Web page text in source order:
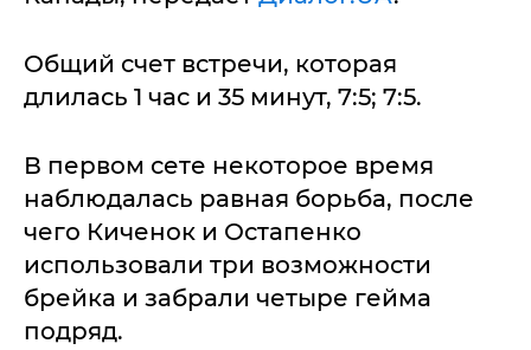
Общий счет встречи, которая
длилась 1 час и 35 минут, 7:5; 7:5.
В первом сете некоторое время
наблюдалась равная борьба, после
чего Киченок и Остапенко
использовали три возможности
брейка и забрали четыре гейма
подряд.